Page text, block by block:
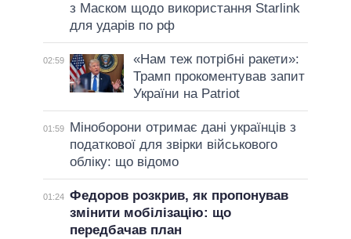
з Маском щодо використання Starlink
для ударів по рф
02:59
«Нам теж потрібні ракети»:
Трамп прокоментував запит
України на Patriot
01:59
Міноборони отримає дані українців з
податкової для звірки військового
обліку: що відомо
01:24 Федоров розкрив, як пропонував
змінити мобілізацію: що
передбачав план